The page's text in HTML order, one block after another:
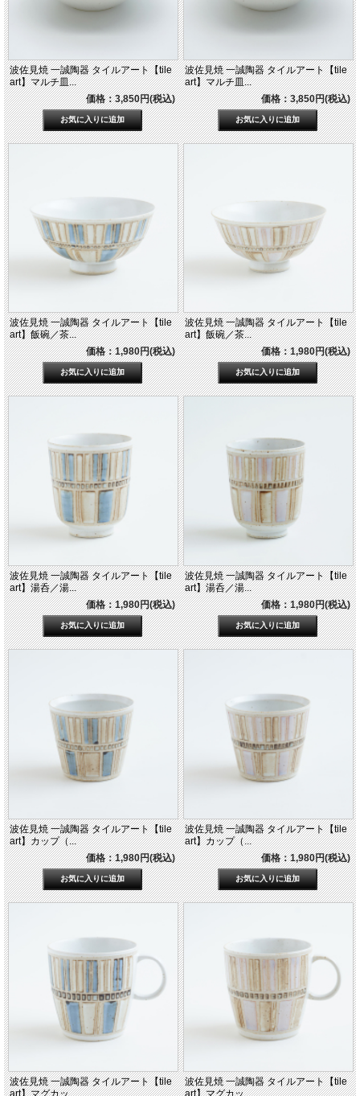
波佐見焼 一誠陶器 タイルアート【tile
art】マルチ皿...
価格：3,850円(税込)
波佐見焼 一誠陶器 タイルアート【tile
art】マルチ皿...
価格：3,850円(税込)
波佐見焼 一誠陶器 タイルアート【tile
art】飯碗／茶...
価格：1,980円(税込)
波佐見焼 一誠陶器 タイルアート【tile
art】飯碗／茶...
価格：1,980円(税込)
波佐見焼 一誠陶器 タイルアート【tile
art】湯呑／湯...
価格：1,980円(税込)
波佐見焼 一誠陶器 タイルアート【tile
art】湯呑／湯...
価格：1,980円(税込)
波佐見焼 一誠陶器 タイルアート【tile
art】カップ（...
価格：1,980円(税込)
波佐見焼 一誠陶器 タイルアート【tile
art】カップ（...
価格：1,980円(税込)
波佐見焼 一誠陶器 タイルアート【tile
波佐見焼 一誠陶器 タイルアート【tile